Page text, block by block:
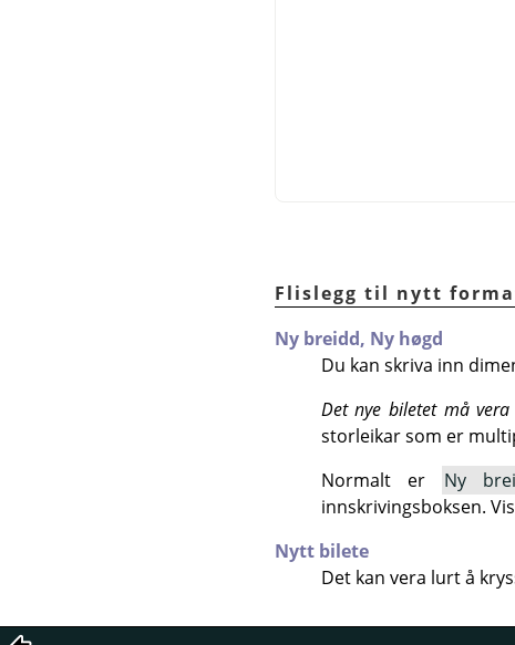
Flislegg til nytt
Ny breidd, Ny høgd
Du kan skriva inn
Det nye biletet må
storleikar som er
Normalt er
Ny
innskrivingsboksen.
Nytt bilete
Det kan vera lurt å